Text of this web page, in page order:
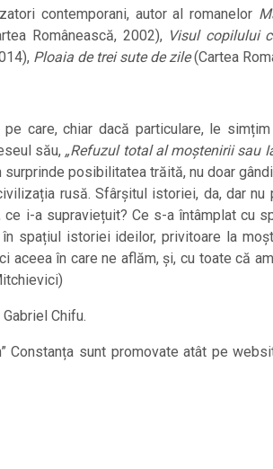
contemporani, autor al romanelor
Românească, 2002), Visul copilului
Ploaia de trei sute de zile(Cartea
care, chiar dacă particulare, le
său, „Refuzul total al moștenirii sau
posibilitatea trăită, nu doar
rusă. Sfârșitul istoriei, da, dar nu
i-a supraviețuit? Ce s-a întâmplat cu
spațiul istoriei ideilor, privitoare la
în care ne aflăm, și, cu toate că
Chifu.
Constanța sunt promovate atât pe